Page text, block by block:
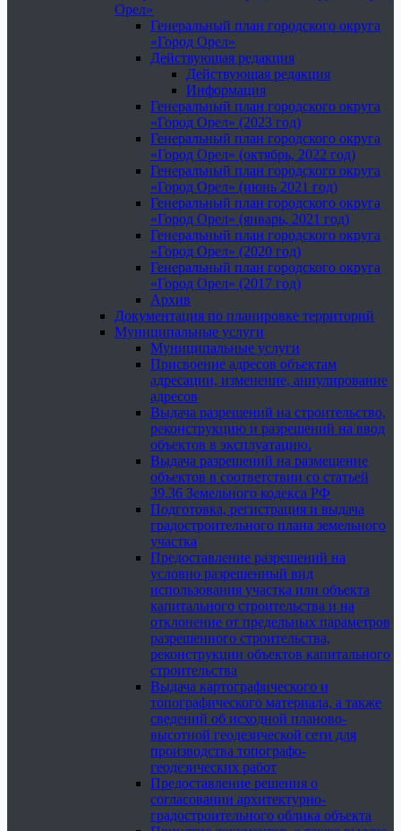
Орел»
Генеральный план городского округа
«Город Орел»
Действующая редакция
Действующая редакция
Информация
Генеральный план городского округа
«Город Орел» (2023 год)
Генеральный план городского округа
«Город Орел» (октябрь, 2022 год)
Генеральный план городского округа
«Город Орел» (июнь 2021 год)
Генеральный план городского округа
«Город Орел» (январь, 2021 год)
Генеральный план городского округа
«Город Орел» (2020 год)
Генеральный план городского округа
«Город Орел» (2017 год)
Архив
Документация по планировке территорий
Муниципальные услуги
Муниципальные услуги
Присвоение адресов объектам
адресации, изменение, аннулирование
адресов
Выдача разрешений на строительство,
реконструкцию и разрешений на ввод
объектов в эксплуатацию.
Выдача разрешений на размещение
объектов в соответствии со статьей
39.36 Земельного кодекса РФ
Подготовка, регистрация и выдача
градостроительного плана земельного
участка
Предоставление разрешений на
условно разрешенный вид
использования участка или объекта
капитального строительства и на
отклонение от предельных параметров
разрешенного строительства,
реконструкции объектов капитального
строительства
Выдача картографического и
топографического материала, а также
сведений об исходной планово-
высотной геодезической сети для
производства топографо-
геодезических работ
Предоставление решения о
согласовании архитектурно-
градостроительного облика объекта